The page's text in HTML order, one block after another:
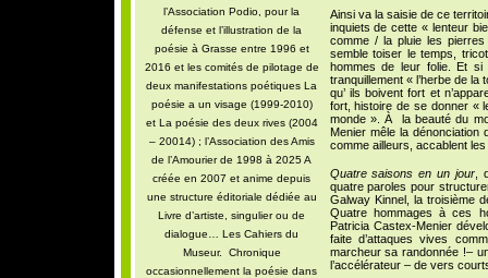
l’Association Podio, pour la
défense et l’illustration de la
poésie à Grasse entre 1996 et
2016 et les comités de pilotage de
deux manifestations poétiques La
poésie a un visage (1999-2010)
et La poésie des deux rives (2004
– 20014) ; l’Association des Amis
de l’Amourier de 1998 à 2025 A
créée en 2007 et anime depuis
une structure éditoriale dédiée au
Livre d’artiste, singulier ou de
dialogue… Les Cahiers du
Museur. Chronique
occasionnellement la poésie dans
Ainsi va la saisie de ce
inquiets de cette « lenteur
comme / la pluie les
semble toiser le temps,
hommes de leur folie. Et
tranquillement « l’herbe de
qu’ ils boivent fort et
fort, histoire de se donner «
monde ». À
la beauté du
Menier mêle la
comme ailleurs, accablent
Quatre saisons en un jour,
quatre paroles pour
Galway Kinnel, la troisième
Quatre hommages à ces
Patricia Castex-Menier
faite d’attaques vives
marcheur sa randonnée !–
l’accélérateur – de vers